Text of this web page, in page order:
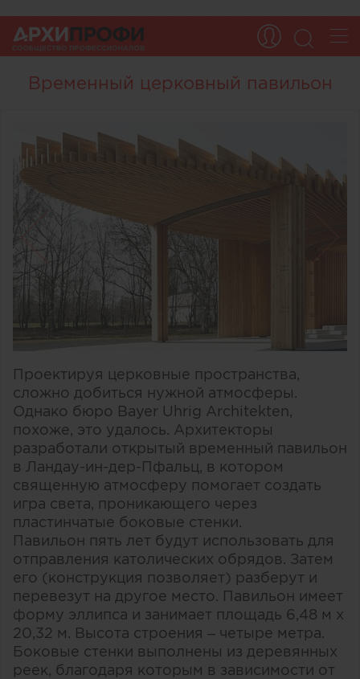
Временный церковный павильон
Проектируя церковные пространства,
сложно добиться нужной атмосферы.
Однако бюро Вayer Uhrig Architekten,
похоже, это удалось. Архитекторы
разработали открытый временный павильон
в Ландау-ин-дер-Пфальц, в котором
священную атмосферу помогает создать
игра света, проникающего через
пластинчатые боковые стенки.
Павильон пять лет будут использовать для
отправления католических обрядов. Затем
его (конструкция позволяет) разберут и
перевезут на другое место. Павильон имеет
форму эллипса и занимает площадь 6,48 м х
20,32 м. Высота строения – четыре метра.
Боковые стенки выполнены из деревянных
реек, благодаря которым в зависимости от